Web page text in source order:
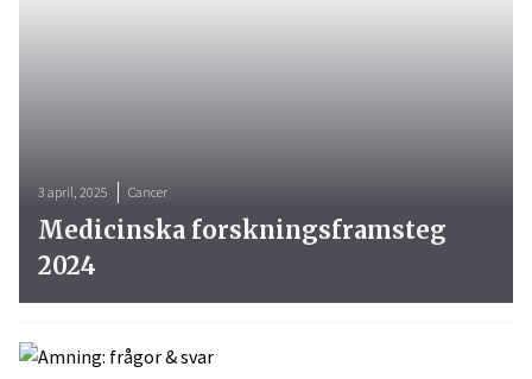
3 april, 2025 Cancer
Medicinska forskningsframsteg
2024